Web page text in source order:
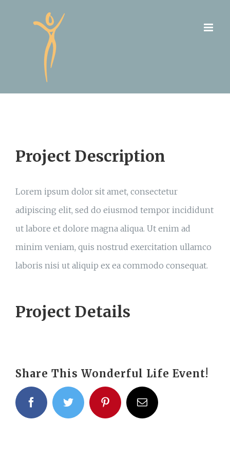
Project Description
Lorem ipsum dolor sit amet, consectetur
adipiscing elit, sed do eiusmod tempor incididunt
ut labore et dolore magna aliqua. Ut enim ad
minim veniam, quis nostrud exercitation ullamco
laboris nisi ut aliquip ex ea commodo consequat.
Project Details
Share This Wonderful Life Event!
facebooktwitter pinterestEmail